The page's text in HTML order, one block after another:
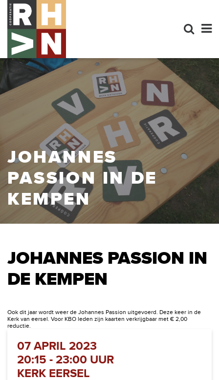
JOHANNES
PASSION IN DE
KEMPEN
JOHANNES PASSION IN
DE KEMPEN
Ook dit jaar wordt weer de Johannes Passion uitgevoerd. Deze keer in de
Kerk van eersel. Voor KBO leden zijn kaarten verkrijgbaar met € 2,00
reductie.
07 APRIL 2023
20:15 - 23:00 UUR
KERK EERSEL